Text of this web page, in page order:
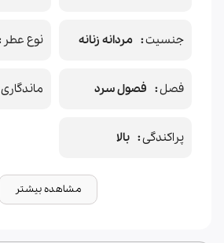
جنسیت مردانه زنانه نوع عطر
فصل فصول سرد ماندگاری
پراکندگی بالا
مشاهده بیشتر